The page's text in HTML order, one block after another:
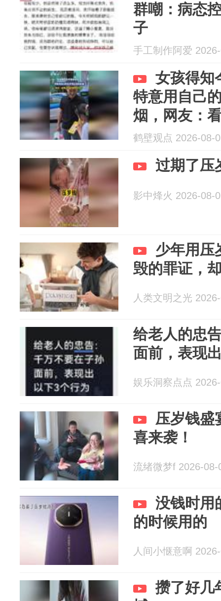
群嘲：病态
子
手工制作阿爱
女孩得知
特意用自己
烟，网友：
开心
鹤壁观点 2026-08-
过期了压
影中烽火 2026-08-
少年用压
毁的罪证，
人类文明之光
给老人的忠
面前，表现
娱乐洞察点点
压岁钱盛
喜来袭！
流绪微梦f 2026-08-
没钱时用
的时候用的
人间小惬意啊
攒了好几